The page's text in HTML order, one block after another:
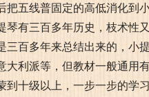
把五线普固定的高低消化到
琴有三百多年历史，枝术性
三百多年来总结出来的，小
大利派等，但教材一般通用
到十级以上，一步一步的学